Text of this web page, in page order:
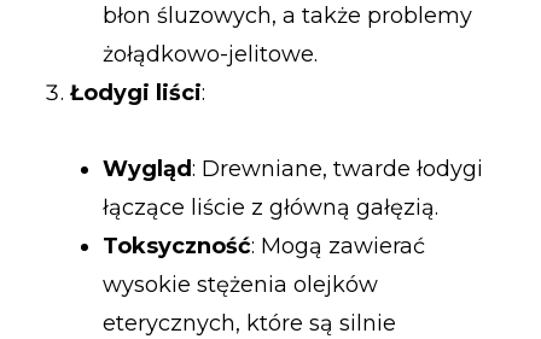
błon śluzowych, a także problemy
żołądkowo-jelitowe.
Łodygi liści:
Wygląd: Drewniane, twarde łodygi
łączące liście z główną gałęzią.
Toksyczność: Mogą zawierać
wysokie stężenia olejków
eterycznych, które są silnie